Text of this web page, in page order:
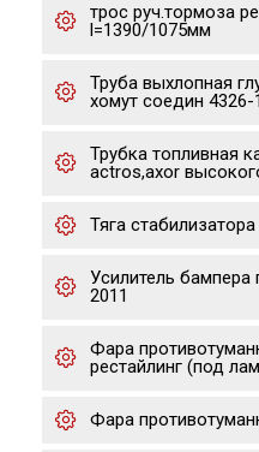
трос руч.тормоза
l=1390/1075мм
Труба выхлопная
хомут соедин
Трубка топливная
actros,axor
Тяга
Усилитель бампера
2011
Фара
рестайлинг (под
Фара